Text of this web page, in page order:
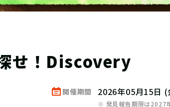
せ！Discovery
開催期間 2026年05月15日
※ 発見報告期限は2027